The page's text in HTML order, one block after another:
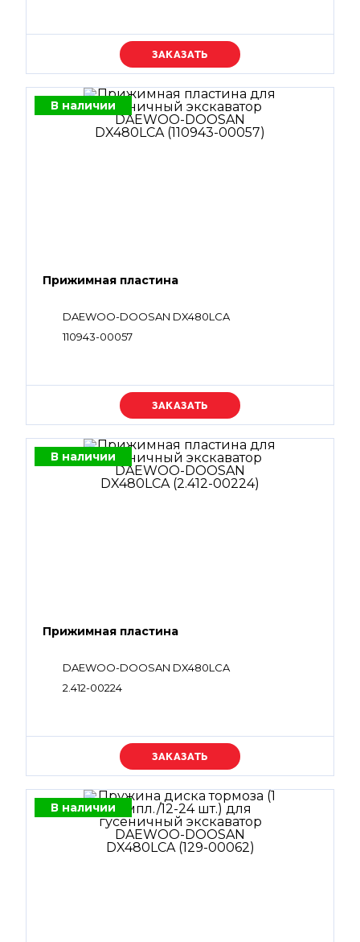
Уточняйте цену
В наличии
Прижимная пластина
DAEWOO-DOOSAN DX480LCA
110943-00057
Уточняйте цену
В наличии
Прижимная пластина
DAEWOO-DOOSAN DX480LCA
2.412-00224
Уточняйте цену
В наличии